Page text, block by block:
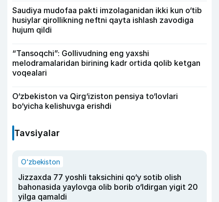
Saudiya mudofaa pakti imzolaganidan ikki kun o‘tib
husiylar qirollikning neftni qayta ishlash zavodiga
hujum qildi
“Tansoqchi”: Gollivudning eng yaxshi
melodramalaridan birining kadr ortida qolib ketgan
voqealari
O‘zbekiston va Qirg‘iziston pensiya to‘lovlari
bo‘yicha kelishuvga erishdi
Tavsiyalar
O‘zbekiston
Jizzaxda 77 yoshli taksichini qo‘y sotib olish
bahonasida yaylovga olib borib o‘ldirgan yigit 20
yilga qamaldi